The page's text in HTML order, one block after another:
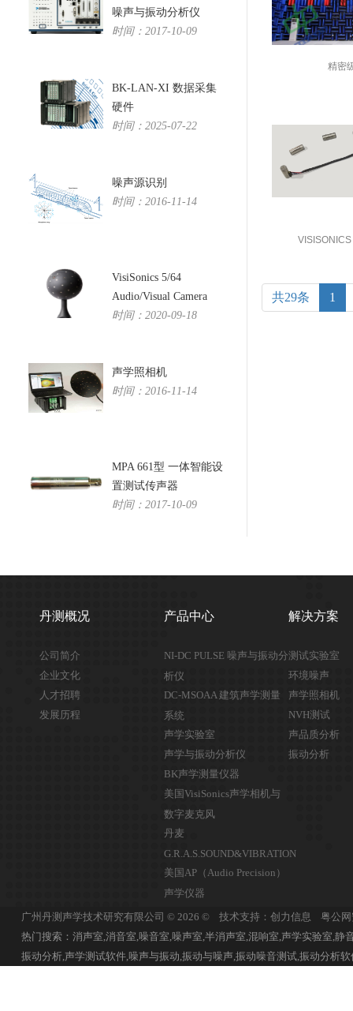
精密
共29条 1
噪声与振动分析仪
时间：2017-10-09
BK-LAN-XI 数据采集
硬件
时间：2025-07-22
噪声源识别
时间：2016-11-14
VisiSonics 5/64
Audio/Visual Camera
时间：2020-09-18
声学照相机
时间：2016-11-14
MPA 661型 一体智能设
置测试传声器
时间：2017-10-09
丹测概况
公司简介
企业文化
人才招聘
发展历程
产品中心
NI-DC PULSE 噪声与振动分
析仪
DC-MSOAA 建筑声学测量
系统
声学实验室
声学与振动分析仪
BK声学测量仪器
美国VisiSonics声学相机与
数字麦克风
丹麦
G.R.A.S.SOUND&VIBRATION
美国AP（Audio Precision）
声学仪器
解决方案
测试实验室
环境噪声
声学照相机
NVH测试
声品质分析
振动分析
广州丹测声学技术研究有限公司 © 2026 © 技术支持：创力信息 粤公
热门搜索：消声室,消音室,噪音室,噪声室,半消声室,混响室,声学实验室,
振动分析,声学测试软件,噪声与振动,振动与噪声,振动噪音测试,振动分析